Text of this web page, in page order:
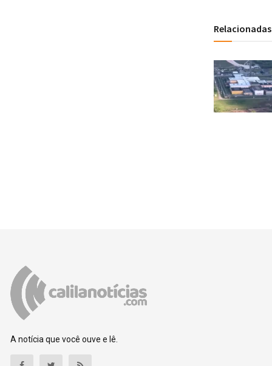
Relacionadas
A notícia que você ouve e lê.